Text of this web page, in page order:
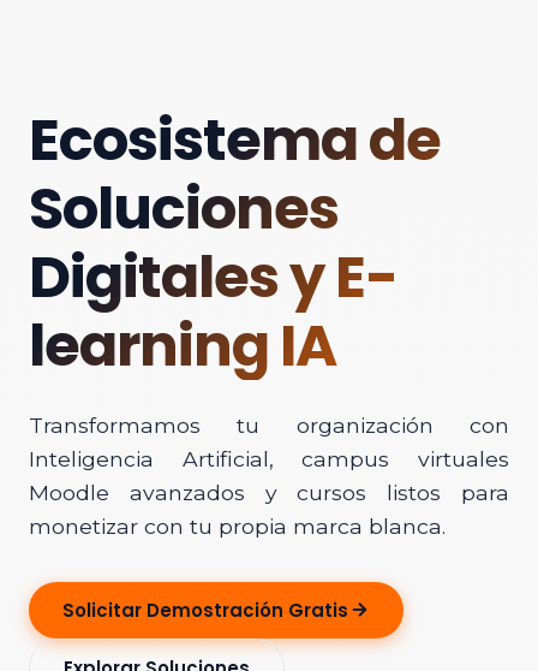
Ecosistema de
Soluciones
Digitales y E-
learning IA
Transformamos tu organización con
Inteligencia Artificial, campus virtuales
Moodle avanzados y cursos listos para
monetizar con tu propia marca blanca.
Solicitar Demostración Gratis